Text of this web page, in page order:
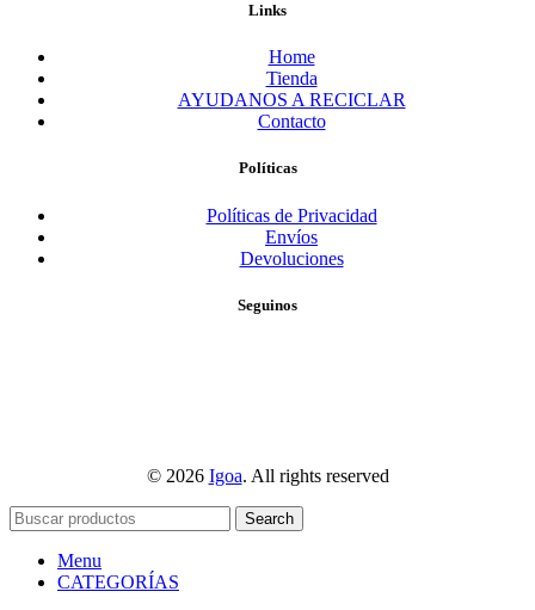
Links
Home
Tienda
AYUDANOS A RECICLAR
Contacto
Políticas
Políticas de Privacidad
Envíos
Devoluciones
Seguinos
© 2026 Igoa. All rights reserved
Search
Menu
CATEGORÍAS